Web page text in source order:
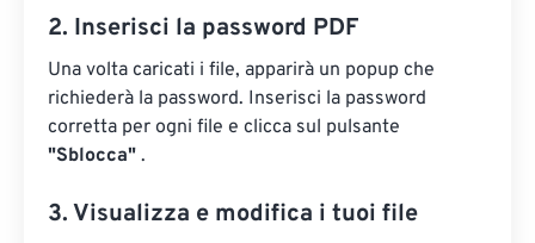
2. Inserisci la password PDF
Una volta caricati i file, apparirà un popup che
richiederà la password. Inserisci la password
corretta per ogni file e clicca sul pulsante
"Sblocca" .
3. Visualizza e modifica i tuoi file